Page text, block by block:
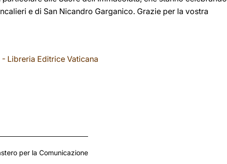
e di San Nicandro Garganico. Grazie per la vostra
Libreria Editrice Vaticana
per la Comunicazione